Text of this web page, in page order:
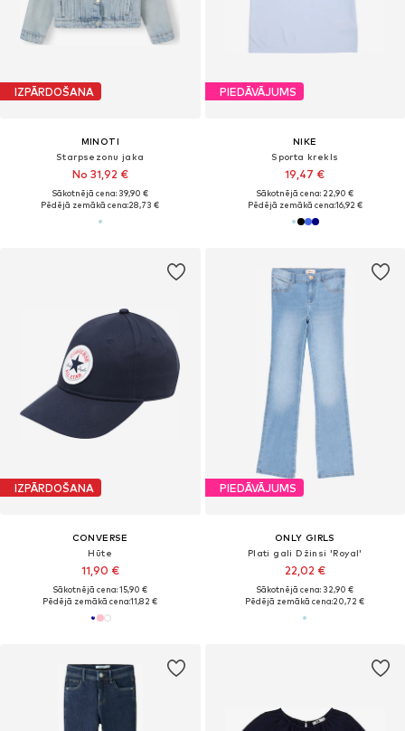
IZPĀRDOŠANA
MINOTI
Starpsezonu jaka
No 31,92 €
Sākotnējā cena: 39,90 €
Pēdējā zemākā cena:28,73 €
PIEDĀVĀJUMS
NIKE
Sporta krekls
19,47 €
Sākotnējā cena: 22,90 €
Pēdējā zemākā cena:16,92 €
IZPĀRDOŠANA
CONVERSE
Hūte
11,90 €
Sākotnējā cena: 15,90 €
Pēdējā zemākā cena:11,82 €
PIEDĀVĀJUMS
ONLY GIRLS
Plati gali Džinsi 'Royal'
22,02 €
Sākotnējā cena: 32,90 €
Pēdējā zemākā cena:20,72 €